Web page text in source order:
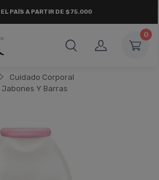
EL PAÍS A PARTIR DE $75.000
0
Cuidado Corporal
Jabones Y Barras